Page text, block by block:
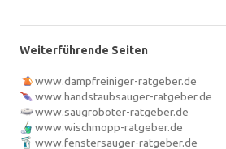
Weiterführende Seiten
www.dampfreiniger-ratgeber.de
www.handstaubsauger-ratgeber.de
www.saugroboter-ratgeber.de
www.wischmopp-ratgeber.de
www.fenstersauger-ratgeber.de